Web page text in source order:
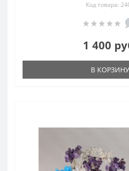
Код товара:
1 400
В КОРЗИНУ